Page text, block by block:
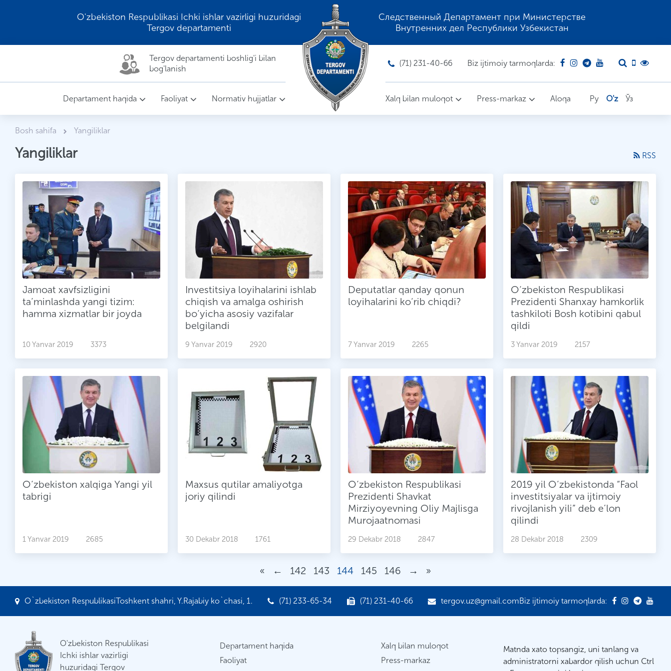
O'zbekiston Respublikasi Ichki ishlar vazirligi huzuridagi
Tergov departamenti
Следственный Департамент при Министерстве
Внутренних дел Республики Узбекистан
Tergov departamenti boshlig'i bilan
bog'lanish
(71) 231-40-66 Biz ijtimoiy tarmoqlarda:
Departament haqida Faoliyat Normativ hujjatlar Xalq bilan muloqot Press-markaz Aloqa Ру O'z Ўз
Bosh sahifa Yangiliklar
Yangiliklar RSS
Jamoat xavfsizligini
ta’minlashda yangi tizim:
hamma xizmatlar bir joyda
10 Yanvar 2019 3373
Investitsiya loyihalarini ishlab
chiqish va amalga oshirish
bo‘yicha asosiy vazifalar
belgilandi
9 Yanvar 2019 2920
Deputatlar qanday qonun
loyihalarini ko‘rib chiqdi?
7 Yanvar 2019 2265
O‘zbekiston Respublikasi
Prezidenti Shanxay hamkorlik
tashkiloti Bosh kotibini qabul
qildi
3 Yanvar 2019 2157
O‘zbekiston xalqiga Yangi yil
tabrigi
1 Yanvar 2019 2685
Maxsus qutilar amaliyotga
joriy qilindi
30 Dekabr 2018 1761
O‘zbekiston Respublikasi
Prezidenti Shavkat
Mirziyoyevning Oliy Majlisga
Murojaatnomasi
29 Dekabr 2018 2847
2019 yil O‘zbekistonda “Faol
investitsiyalar va ijtimoiy
rivojlanish yili” deb e’lon
qilindi
28 Dekabr 2018 2309
« ← 142 143 144 145 146 → »
O`zbekiston RespublikasiToshkent shahri, Y.Rajabiy ko`chasi, 1. (71) 233-65-34 (71) 231-40-66 tergov.uz@gmail.comBiz ijtimoiy tarmoqlarda:
O'zbekiston Respublikasi
Ichki ishlar vazirligi
huzuridagi Tergov
Departament haqida
Faoliyat
Xalq bilan muloqot
Press-markaz
Matnda xato topsangiz, uni tanlang va
administratorni xabardor qilish uchun Ctrl